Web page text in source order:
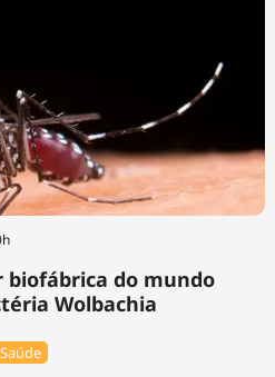
do mundo
Wolbachia